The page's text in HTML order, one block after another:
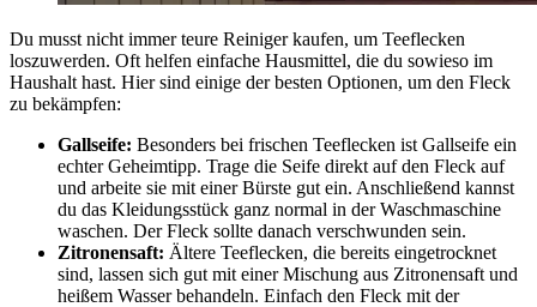
Du musst nicht immer teure Reiniger kaufen, um Teeflecken
loszuwerden. Oft helfen einfache Hausmittel, die du sowieso im
Haushalt hast. Hier sind einige der besten Optionen, um den Fleck
zu bekämpfen:
Gallseife: Besonders bei frischen Teeflecken ist Gallseife ein
echter Geheimtipp. Trage die Seife direkt auf den Fleck auf
und arbeite sie mit einer Bürste gut ein. Anschließend kannst
du das Kleidungsstück ganz normal in der Waschmaschine
waschen. Der Fleck sollte danach verschwunden sein.
Zitronensaft: Ältere Teeflecken, die bereits eingetrocknet
sind, lassen sich gut mit einer Mischung aus Zitronensaft und
heißem Wasser behandeln. Einfach den Fleck mit der